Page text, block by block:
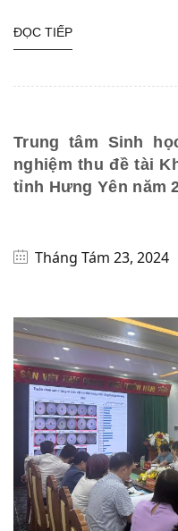
ĐỌC TIẾP
Trung tâm Sinh
nghiệm thu đề tài
tỉnh Hưng Yên năm
Tháng Tám 23, 2024